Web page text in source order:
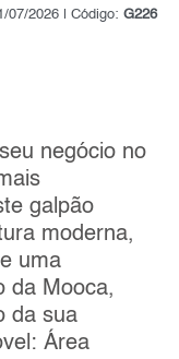
07/2026 | Código: G226
negócio no
galpão
moderna,
uma
da Mooca,
da sua
Área